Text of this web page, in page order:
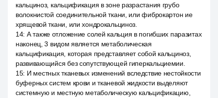
кальциноз, кальцификация в зоне разрастания грубо
волокнистой соединительной ткани, или фиброкартон ие
хрящевой ткани, или хондрокальциноз.
14: А также отложение солей кальция в погибших паразитах
наконец, 3 видом является метаболическая
кальцификация, которая представляет собой кальциноз,
развивающийся без сопутствующей гиперкальциемии.
15: И местных тканевых изменений вследствие нестойкости
буферных систем крови и тканевой жидкости выделяют
системную и местную метаболическую кальцификацию,